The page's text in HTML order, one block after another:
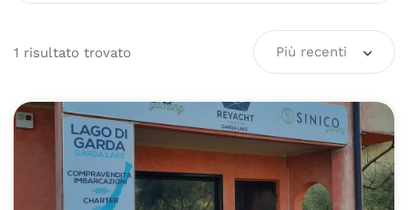
1 risultato trovato Più recenti